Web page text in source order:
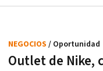
Outlet de Nike,
NEGOCIOS / Oportunidad